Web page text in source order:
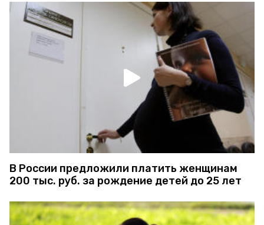
В России предложили платить женщинам
200 тыс. руб. за рождение детей до 25 лет